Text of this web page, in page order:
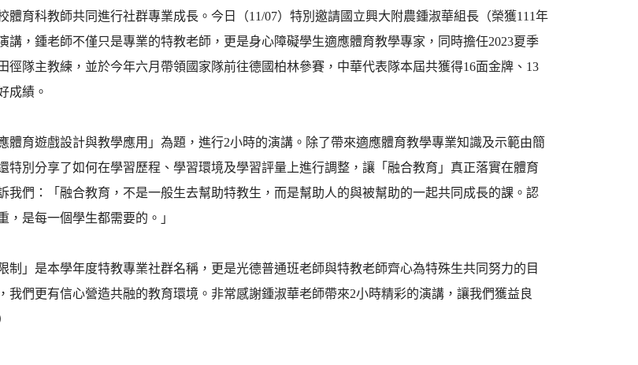
體育科教師共同進行社群專業成長。今日（11/07）特別邀請國立興大附農鍾淑華組長（榮獲111年
講，鍾老師不僅只是專業的特教老師，更是身心障礙學生適應體育教學專家，同時擔任2023夏季
徑隊主教練，並於今年六月帶領國家隊前往德國柏林參賽，中華代表隊本屆共獲得16面金牌、13
成績。
體育遊戲設計與教學應用」為題，進行2小時的演講。除了帶來適應體育教學專業知識及示範由簡
特別分享了如何在學習歷程、學習環境及學習評量上進行調整，讓「融合教育」真正落實在體育
我們：「融合教育，不是一般生去幫助特教生，而是幫助人的與被幫助的一起共同成長的課。認
，是每一個學生都需要的。」
制」是本學年度特教專業社群名稱，更是光德普通班老師與特教老師齊心為特殊生共同努力的目
我們更有信心營造共融的教育環境。非常感謝鍾淑華老師帶來2小時精彩的演講，讓我們獲益良